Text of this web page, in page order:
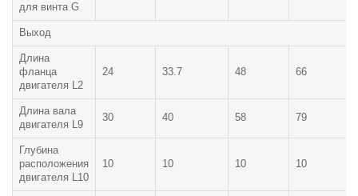
для винта G
Выход
Длина
фланца
двигателя L2
24 33.7 48 66
Длина вала
двигателя L9
30 40 58 79
Глубина
расположения
двигателя L10
10 10 10 10